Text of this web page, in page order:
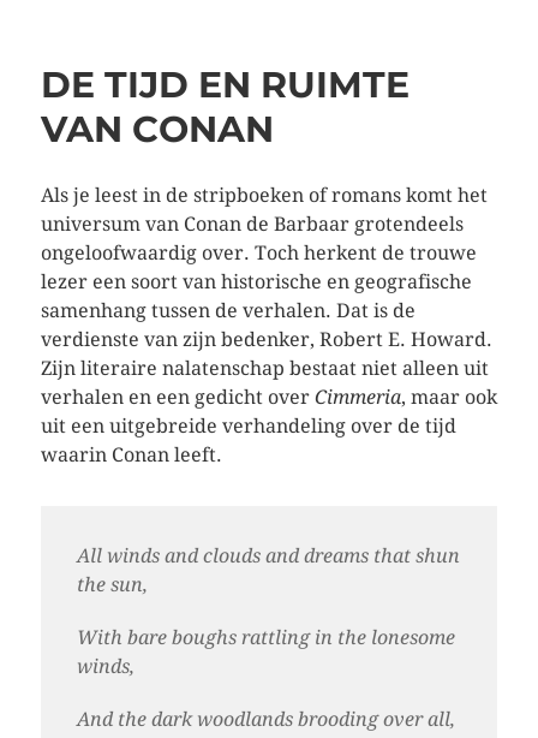
DE TIJD EN RUIMTE
VAN CONAN
Als je leest in de stripboeken of romans komt het
universum van Conan de Barbaar grotendeels
ongeloofwaardig over. Toch herkent de trouwe
lezer een soort van historische en geografische
samenhang tussen de verhalen. Dat is de
verdienste van zijn bedenker, Robert E. Howard.
Zijn literaire nalatenschap bestaat niet alleen uit
verhalen en een gedicht over Cimmeria, maar ook
uit een uitgebreide verhandeling over de tijd
waarin Conan leeft.
All winds and clouds and dreams that shun
the sun,
With bare boughs rattling in the lonesome
winds,
And the dark woodlands brooding over all,